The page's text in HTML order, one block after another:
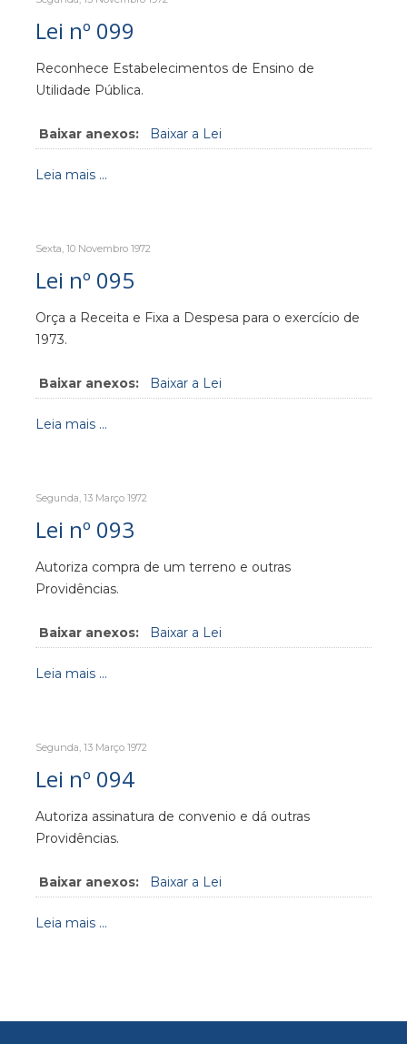
Lei nº 099
Reconhece Estabelecimentos de Ensino de
Utilidade Pública.
Baixar anexos: Baixar a Lei
Leia mais ...
Sexta, 10 Novembro 1972
Lei nº 095
Orça a Receita e Fixa a Despesa para o exercício de
1973.
Baixar anexos: Baixar a Lei
Leia mais ...
Segunda, 13 Março 1972
Lei nº 093
Autoriza compra de um terreno e outras
Providências.
Baixar anexos: Baixar a Lei
Leia mais ...
Segunda, 13 Março 1972
Lei nº 094
Autoriza assinatura de convenio e dá outras
Providências.
Baixar anexos: Baixar a Lei
Leia mais ...